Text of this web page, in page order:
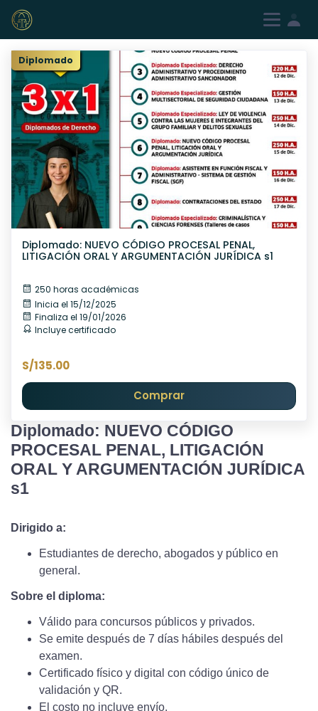
Registrarme
Diplomado
Diplomado: NUEVO CÓDIGO PROCESAL PENAL,
LITIGACIÓN ORAL Y ARGUMENTACIÓN JURÍDICA s1
250 horas académicas
Inicia el 15/12/2025
Finaliza el 19/01/2026
Incluye certificado
S/135.00
Comprar
Diplomado: NUEVO CÓDIGO
PROCESAL PENAL, LITIGACIÓN
ORAL Y ARGUMENTACIÓN JURÍDICA
s1
Dirigido a:
Estudiantes de derecho, abogados y público en
general.
Sobre el diploma:
Válido para concursos públicos y privados.
Se emite después de 7 días hábiles después del
examen.
Certificado físico y digital con código único de
validación y QR.
El costo no incluye envío.